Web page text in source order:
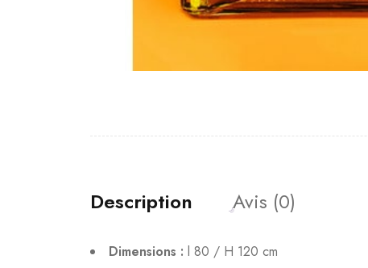
Description Avis (0)
Dimensions : l 80 / H 120 cm